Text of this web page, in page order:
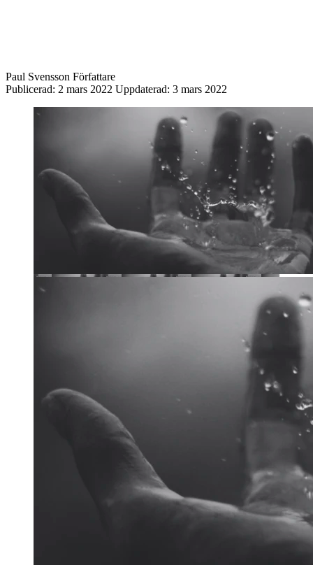
Paul Svensson Författare
Publicerad: 2 mars 2022 Uppdaterad: 3 mars 2022